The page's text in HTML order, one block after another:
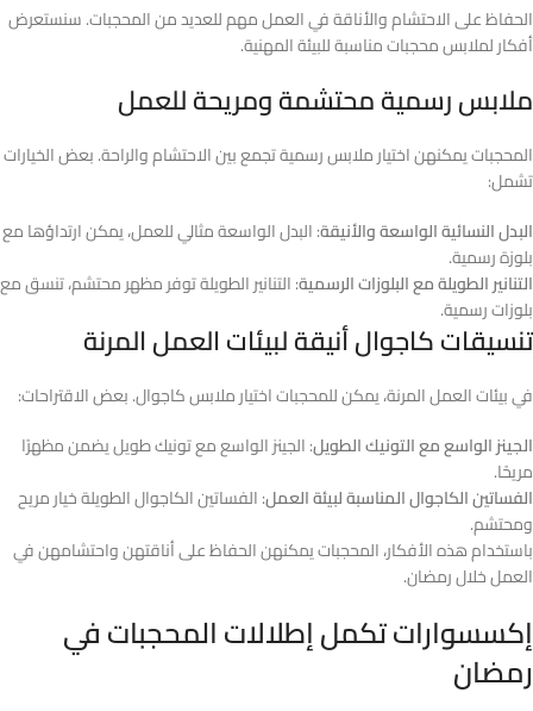
الحفاظ على الاحتشام والأناقة في العمل مهم للعديد من المحجبات. سنستعرض
أفكار لملابس محجبات مناسبة للبيئة المهنية.
ملابس رسمية محتشمة ومريحة للعمل
المحجبات يمكنهن اختيار ملابس رسمية تجمع بين الاحتشام والراحة. بعض الخيارات
تشمل:
البدل النسائية الواسعة والأنيقة: البدل الواسعة مثالي للعمل، يمكن ارتداؤها مع
بلوزة رسمية.
التنانير الطويلة مع البلوزات الرسمية: التنانير الطويلة توفر مظهر محتشم، تنسق مع
بلوزات رسمية.
تنسيقات كاجوال أنيقة لبيئات العمل المرنة
في بيئات العمل المرنة، يمكن للمحجبات اختيار ملابس كاجوال. بعض الاقتراحات:
الجينز الواسع مع التونيك الطويل: الجينز الواسع مع تونيك طويل يضمن مظهرًا
مريحًا.
الفساتين الكاجوال المناسبة لبيئة العمل: الفساتين الكاجوال الطويلة خيار مريح
ومحتشم.
باستخدام هذه الأفكار، المحجبات يمكنهن الحفاظ على أناقتهن واحتشامهن في
العمل خلال رمضان.
إكسسوارات تكمل إطلالات المحجبات في
رمضان